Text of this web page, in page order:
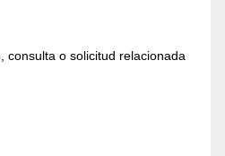
consulta o solicitud relacionada